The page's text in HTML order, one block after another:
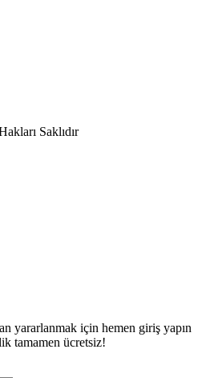
Saklıdır
yararlanmak için hemen giriş yapın
tamamen ücretsiz!